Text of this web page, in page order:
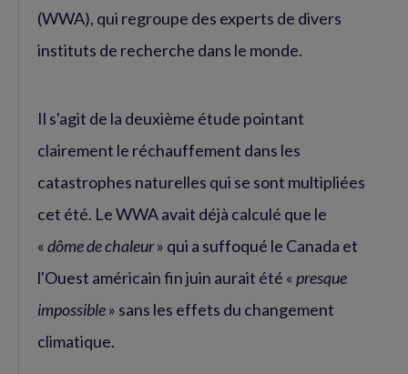
(WWA), qui regroupe des experts de divers
instituts de recherche dans le monde.
Il s'agit de la deuxième étude pointant
clairement le réchauffement dans les
catastrophes naturelles qui se sont multipliées
cet été. Le WWA avait déjà calculé que le
«dôme de chaleur» qui a suffoqué le Canada et
l'Ouest américain fin juin aurait été «presque
impossible» sans les effets du changement
climatique.